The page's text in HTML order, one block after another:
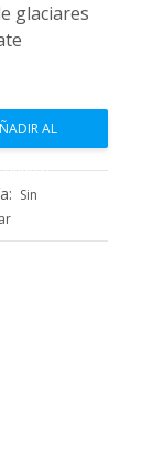
glaciares
AL
Sin